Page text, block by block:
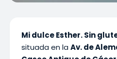
Mi dulce Esther. Sin
situada en la Av. de